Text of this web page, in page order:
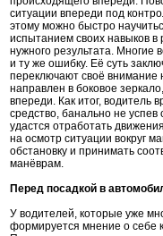
ситуации впереди под
этому можно быстро
испытанием своих навыков в
нужного результата. Многие
и ту же ошибку. Её суть
переключают своё внимание
направлен в боковое
впереди. Как итог, водитель
средство, банально не
удастся отработать
на осмотр ситуации вокруг
обстановку и принимать
манёврам.
Перед посадкой в
У водителей, которые уже
формируется мнение о себе